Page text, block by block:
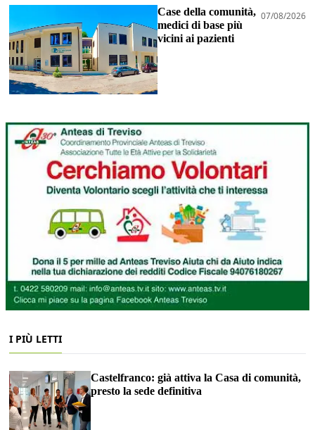
Case della comunità,
medici di base più
vicini ai pazienti
07/08/2026
I PIÙ LETTI
Castelfranco: già attiva la Casa di comunità,
presto la sede definitiva